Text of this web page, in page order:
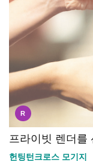
R
프라이빗 렌더를
헌팅턴크로스 모기지